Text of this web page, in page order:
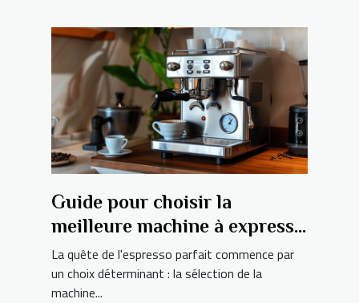
Guide pour choisir la
meilleure machine à expresso
pour votre foyer
La quête de l'espresso parfait commence par
un choix déterminant : la sélection de la
machine...